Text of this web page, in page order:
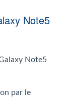
Note5
Note5
par le